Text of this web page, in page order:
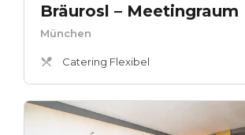
Bräurosl – Meetingraum
München
Catering Flexibel